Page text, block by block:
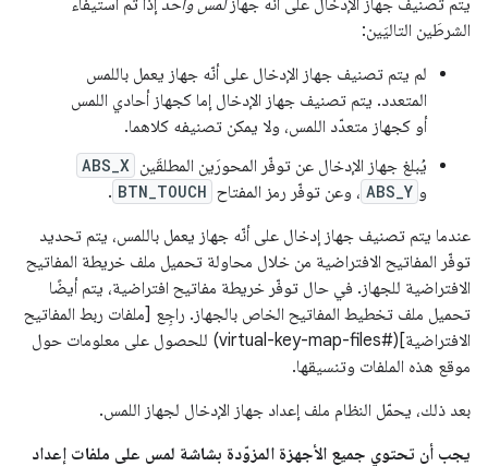
يتم تصنيف جهاز الإدخال على أنّه جهازلمس واحد إذا تم استيفاء
الشرطَين التاليَين:
لم يتم تصنيف جهاز الإدخال على أنّه جهاز يعمل باللمس
المتعدد. يتم تصنيف جهاز الإدخال إما كجهاز أحادي اللمس
أو كجهاز متعدّد اللمس، ولا يمكن تصنيفه كلاهما.
يُبلغ جهاز الإدخال عن توفّر المحورَين المطلقَين ABS_X
و ABS_Y ، وعن توفّر رمز المفتاح BTN_TOUCH
.
عندما يتم تصنيف جهاز إدخال على أنّه جهاز يعمل باللمس، يتم تحديد
توفّر المفاتيح الافتراضية من خلال محاولة تحميل ملف خريطة المفاتيح
الافتراضية للجهاز. في حال توفّر خريطة مفاتيح افتراضية، يتم أيضًا
تحميل ملف تخطيط المفاتيح الخاص بالجهاز. راجِع [ملفات ربط المفاتيح
الافتراضية](#virtual-key-map-files) للحصول على معلومات حول
موقع هذه الملفات وتنسيقها.
بعد ذلك، يحمّل النظام ملف إعداد جهاز الإدخال لجهاز اللمس.
يجب أن تحتوي جميع الأجهزة المزوّدة بشاشة لمس على ملفات إعداد